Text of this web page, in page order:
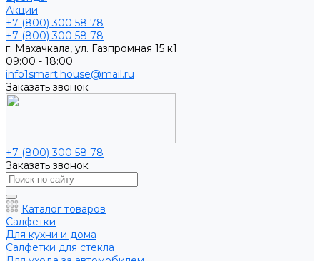
Акции
+7 (800) 300 58 78
+7 (800) 300 58 78
г. Махачкала, ул. Газпромная 15 к1
09:00 - 18:00
info1smart.house@mail.ru
Заказать звонок
+7 (800) 300 58 78
Заказать звонок
Каталог товаров
Салфетки
Для кухни и дома
Салфетки для стекла